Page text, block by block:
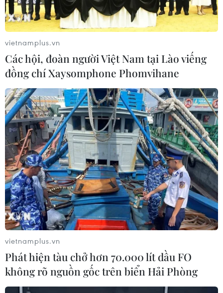
Thổ Nhĩ Kỳ khẳng định không “để mắt” tới
vấn đề lãnh thổ Syria
22/01/2018 22:46
Tổng thống Thổ Nhĩ Kỳ Erdogan tuyên bố Ankara không
“để mắt” tới lãnh thổ của Syria và chiến dịch quân sự
diễn ra ở vùng Afrin thuộc Syria sẽ kết thúc ngay khi
Ankara đạt được các mục tiêu của mình.
vietnamplus.vn
Các hội, đoàn người Việt Nam tại Lào viếng
đồng chí Xaysomphone Phomvihane
vietnamplus.vn
Phát hiện tàu chở hơn 70.000 lít dầu FO
không rõ nguồn gốc trên biển Hải Phòng